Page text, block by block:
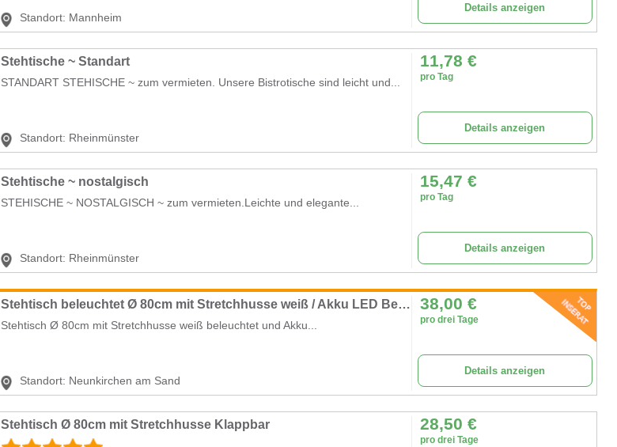
Standort: Mannheim
Details anzeigen
Stehtische ~ Standart
STANDART STEHISCHE ~ zum vermieten. Unsere Bistrotische sind leicht und...
Standort: Rheinmünster
11,78 €
pro Tag
Details anzeigen
Stehtische ~ nostalgisch
STEHISCHE ~ NOSTALGISCH ~ zum vermieten.Leichte und elegante...
Standort: Rheinmünster
15,47 €
pro Tag
Details anzeigen
Stehtisch beleuchtet Ø 80cm mit Stretchhusse weiß / Akku LED Beleuchtung / Klappbar
Stehtisch Ø 80cm mit Stretchhusse weiß beleuchtet und Akku...
Standort: Neunkirchen am Sand
38,00 €
pro drei Tage
Details anzeigen
Stehtisch Ø 80cm mit Stretchhusse Klappbar 28,50 €
pro drei Tage